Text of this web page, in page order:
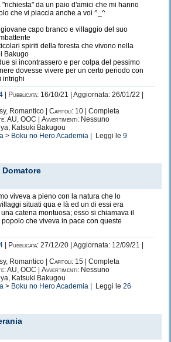
"richiesta" da un paio d'amici che mi hanno
che vi piaccia anche a voi ^_^
capo branco e villaggio del suo
spiriti della foresta che vivono nella
Bakugo
si incontrassero e per colpa del pessimo
dovesse vivere per un certo periodo con
intrighi
Pubblicata: 16/10/21 | Aggiornata: 26/01/22 |
Romantico | Capitoli: 10 | Completa
AU, OOC | Avvertimenti: Nessuno
Katsuki Bakugou
> Boku no Hero Academia | Leggi le 9
viveva a pieno con la natura che lo
situati qua e là ed un di essi era
catena montuosa; esso si chiamava il
che viveva in pace con queste
Pubblicata: 27/12/20 | Aggiornata: 12/09/21 |
Romantico | Capitoli: 15 | Completa
AU, OOC | Avvertimenti: Nessuno
Katsuki Bakugou
> Boku no Hero Academia | Leggi le 26